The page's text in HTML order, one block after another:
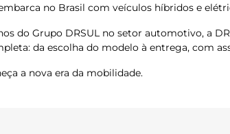
no Brasil com veículos híbridos e
do Grupo DRSUL no setor automotivo, a
da escolha do modelo à entrega, com
a nova era da mobilidade.